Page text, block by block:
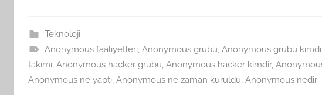
Teknoloji
Anonymous faaliyetleri, Anonymous grubu, Anonymous grubu
takımı, Anonymous hacker grubu, Anonymous hacker kimdir,
Anonymous ne yaptı, Anonymous ne zaman kuruldu, Anonymous nedir